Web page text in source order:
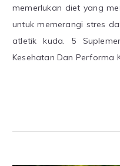
memerlukan diet yang
untuk memerangi stres
atletik kuda. 5
Kesehatan Dan Performa